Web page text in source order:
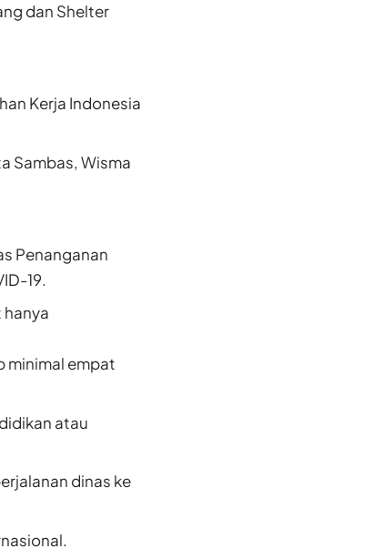
dan Shelter
Kerja Indonesia
Sambas, Wisma
Penanganan
19.
minimal empat
atau
dinas ke